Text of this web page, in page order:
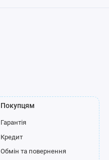
Покупцям
Гарантія
Кредит
Обмін та повернення